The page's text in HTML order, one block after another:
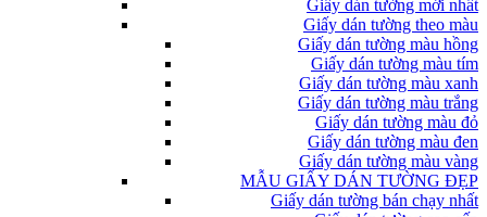
Giấy dán tường mới nhất
Giấy dán tường theo màu
Giấy dán tường màu hồng
Giấy dán tường màu tím
Giấy dán tường màu xanh
Giấy dán tường màu trắng
Giấy dán tường màu đỏ
Giấy dán tường màu đen
Giấy dán tường màu vàng
MẪU GIẤY DÁN TƯỜNG ĐẸP
Giấy dán tường bán chạy nhất